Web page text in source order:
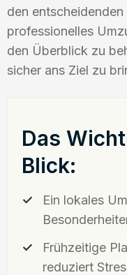
den
professionelles
den Überblick zu
sicher ans Ziel zu
Das
Blick:
Ein lokales
Frühzeitige
reduziert